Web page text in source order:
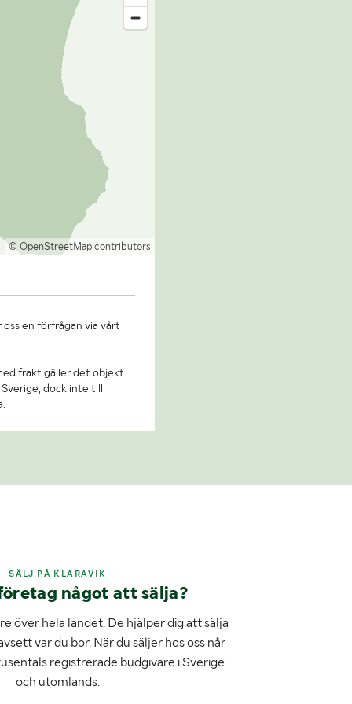
© OpenStreetMap contributors
en förfrågan via vårt
frakt gäller det objekt
dock inte till
SÄLJ PÅ KLARAVIK
något att sälja?
över hela landet. De hjälper dig att sälja
var du bor. När du säljer hos oss når
registrerade budgivare i Sverige
och utomlands.